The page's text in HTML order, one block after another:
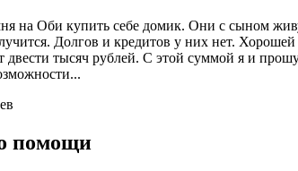
на Оби купить себе домик. Они с сыном
Долгов и кредитов у них нет.
тысяч рублей. С этой суммой я и
помощи